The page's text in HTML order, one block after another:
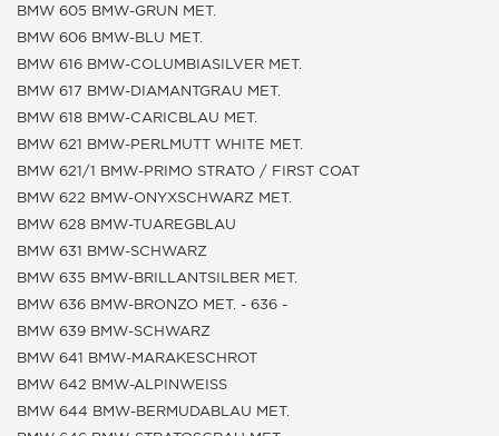
BMW 605 BMW-GRUN MET.
BMW 606 BMW-BLU MET.
BMW 616 BMW-COLUMBIASILVER MET.
BMW 617 BMW-DIAMANTGRAU MET.
BMW 618 BMW-CARICBLAU MET.
BMW 621 BMW-PERLMUTT WHITE MET.
BMW 621/1 BMW-PRIMO STRATO / FIRST COAT
BMW 622 BMW-ONYXSCHWARZ MET.
BMW 628 BMW-TUAREGBLAU
BMW 631 BMW-SCHWARZ
BMW 635 BMW-BRILLANTSILBER MET.
BMW 636 BMW-BRONZO MET. - 636 -
BMW 639 BMW-SCHWARZ
BMW 641 BMW-MARAKESCHROT
BMW 642 BMW-ALPINWEISS
BMW 644 BMW-BERMUDABLAU MET.